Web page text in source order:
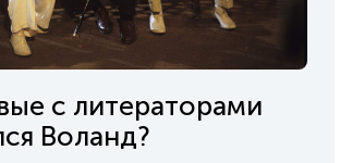
с литераторами
Воланд?